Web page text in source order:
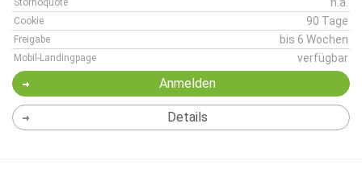
Stornoquote
Cookie 90 Tage
Freigabe bis 6 Wochen
Mobil-Landingpage verfügbar
Anmelden
Details